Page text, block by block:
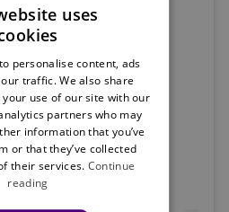
sur Instagram
uses
personalise content, ads
traffic. We also share
use of our site with our
partners who may
information that you’ve
or that they’ve collected
their services. Continue
reading